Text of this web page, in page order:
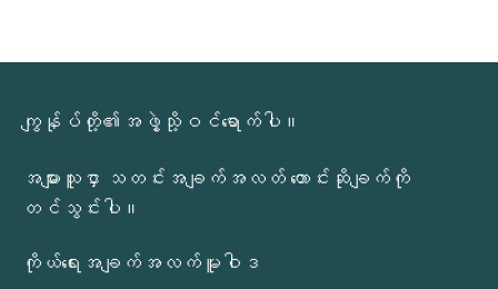
ကျွန်ုပ်တို့၏အဖွဲ့သို့ဝင်ရောက်ပါ။
အများသူငှာ သတင်းအချက်အလတ် တောင်းဆိုချက်ကို
တင်သွင်းပါ။
ကိုယ်ရေးအချက်အလက်မူဝါဒ